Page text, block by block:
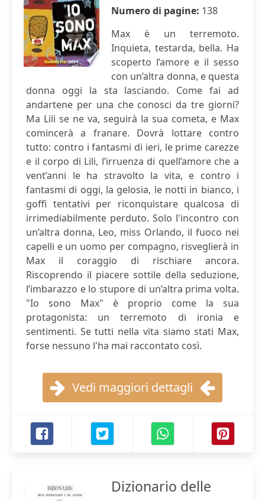
Numero di pagine: 138
Max è un terremoto.
Inquieta, testarda, bella. Ha
scoperto l’amore e il sesso
con un’altra donna, e questa
donna oggi la sta lasciando. Come fai ad
andartene per una che conosci da tre giorni?
Ma Lili se ne va, seguirà la sua cometa, e Max
comincerà a franare. Dovrà lottare contro
tutto: contro i fantasmi di ieri, le prime carezze
e il corpo di Lili, l’irruenza di quell’amore che a
vent’anni le ha stravolto la vita, e contro i
fantasmi di oggi, la gelosia, le notti in bianco, i
goffi tentativi per riconquistare qualcosa di
irrimediabilmente perduto. Solo l'incontro con
un’altra donna, Leo, miss Orlando, il fuoco nei
capelli e un uomo per compagno, risveglierà in
Max il coraggio di rischiare ancora.
Riscoprendo il piacere sottile della seduzione,
l’imbarazzo e lo stupore di un’altra prima volta.
"Io sono Max" è proprio come la sua
protagonista: un terremoto di ironia e
sentimenti. Se tutti nella vita siamo stati Max,
forse nessuno l'ha mai raccontato così.
Vedi maggiori dettagli
Dizionario delle